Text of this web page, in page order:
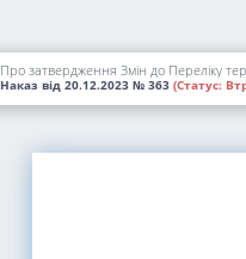
Про затвердження Змін до Переліку
Наказ від 20.12.2023 № 363 (Статус: